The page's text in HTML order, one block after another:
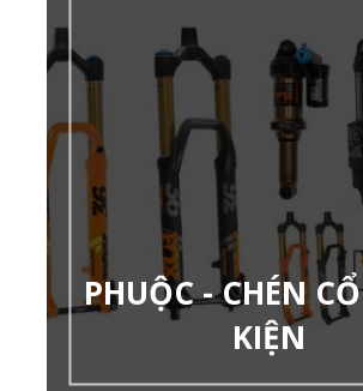
PHUỘC - CHÉN
KIỆN